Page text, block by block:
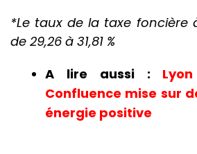
*Le taux de la taxe foncière
de 29,26 à 31,81 %
A lire aussi :
Confluence mise sur
énergie positive